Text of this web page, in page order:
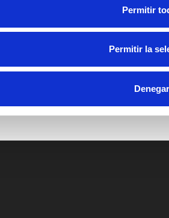
Permitir
Permitir la
Denegar